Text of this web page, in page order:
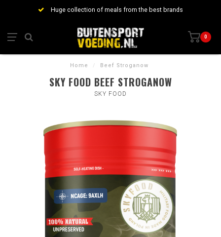
Huge collection of meals from the best brands
0
Home / Beef Stroganow
SKY FOOD BEEF STROGANOW
SKY FOOD